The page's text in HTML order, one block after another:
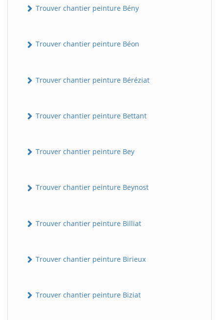
Trouver chantier peinture Bény
Trouver chantier peinture Béon
Trouver chantier peinture Béréziat
Trouver chantier peinture Bettant
Trouver chantier peinture Bey
Trouver chantier peinture Beynost
Trouver chantier peinture Billiat
Trouver chantier peinture Birieux
Trouver chantier peinture Biziat